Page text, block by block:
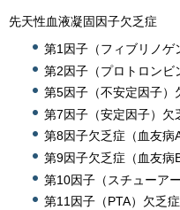
先天性血液凝固因子欠乏症
第1因子（フィブリノゲ
第2因子（プロトロンビ
第5因子（不安定因子）
第7因子（安定因子）欠
第8因子欠乏症（血友病A
第9因子欠乏症（血友病B
第10因子（スチューア
第11因子（PTA）欠乏症